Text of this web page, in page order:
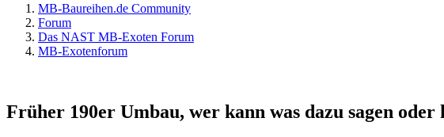
MB-Baureihen.de Community
Forum
Das NAST MB-Exoten Forum
MB-Exotenforum
Früher 190er Umbau, wer kann was dazu sagen oder